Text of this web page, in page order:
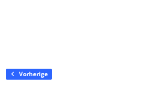
Vorherige